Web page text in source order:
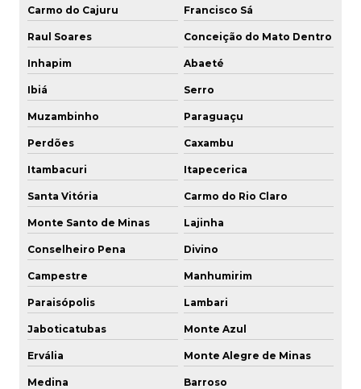
Carmo do Cajuru Francisco Sá
Raul Soares Conceição do Mato Dentro
Inhapim Abaeté
Ibiá Serro
Muzambinho Paraguaçu
Perdões Caxambu
Itambacuri Itapecerica
Santa Vitória Carmo do Rio Claro
Monte Santo de Minas Lajinha
Conselheiro Pena Divino
Campestre Manhumirim
Paraisópolis Lambari
Jaboticatubas Monte Azul
Ervália Monte Alegre de Minas
Medina Barroso